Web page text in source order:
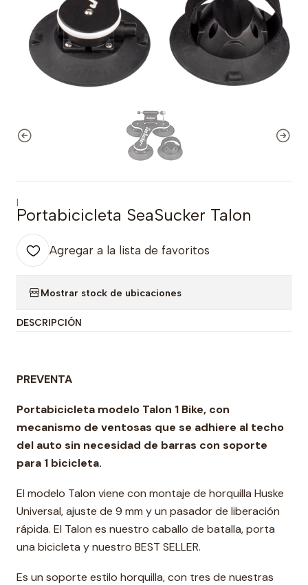
|
Portabicicleta SeaSucker Talon
Agregar a la lista de favoritos
Mostrar stock de ubicaciones
DESCRIPCIÓN
PREVENTA
Portabicicleta modelo Talon 1 Bike, con
mecanismo de ventosas que se adhiere al techo
del auto sin necesidad de barras con soporte
para 1 bicicleta.
El modelo Talon viene con montaje de horquilla Huske
Universal, ajuste de 9 mm y un pasador de liberación
rápida. El Talon es nuestro caballo de batalla, porta
una bicicleta y nuestro BEST SELLER.
Es un soporte estilo horquilla, con tres de nuestras